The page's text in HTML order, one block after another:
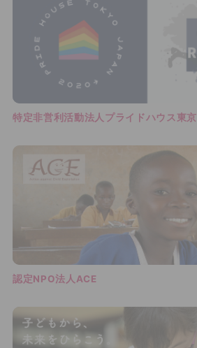
特定非営利活動法人プライドハウス東京
認定NPO法人ACE